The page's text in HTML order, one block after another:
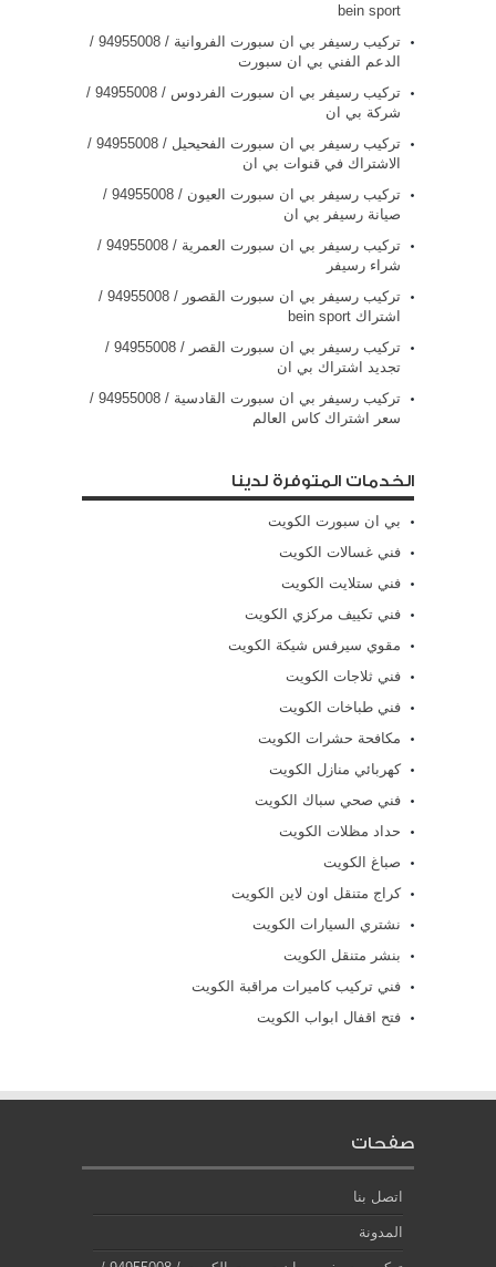
bein sport
تركيب رسيفر بي ان سبورت الفروانية / 94955008 /
الدعم الفني بي ان سبورت
تركيب رسيفر بي ان سبورت الفردوس / 94955008 /
شركة بي ان
تركيب رسيفر بي ان سبورت الفحيحيل / 94955008 /
الاشتراك في قنوات بي ان
تركيب رسيفر بي ان سبورت العيون / 94955008 /
صيانة رسيفر بي ان
تركيب رسيفر بي ان سبورت العمرية / 94955008 /
شراء رسيفر
تركيب رسيفر بي ان سبورت القصور / 94955008 /
اشتراك bein sport
تركيب رسيفر بي ان سبورت القصر / 94955008 /
تجديد اشتراك بي ان
تركيب رسيفر بي ان سبورت القادسية / 94955008 /
سعر اشتراك كاس العالم
الخدمات المتوفرة لدينا
بي ان سبورت الكويت
فني غسالات الكويت
فني ستلايت الكويت
فني تكييف مركزي الكويت
مقوي سيرفس شيكة الكويت
فني ثلاجات الكويت
فني طباخات الكويت
مكافحة حشرات الكويت
كهربائي منازل الكويت
فني صحي سباك الكويت
حداد مظلات الكويت
صباغ الكويت
كراج متنقل اون لاين الكويت
نشتري السيارات الكويت
بنشر متنقل الكويت
فني تركيب كاميرات مراقبة الكويت
فتح اقفال ابواب الكويت
صفحات
اتصل بنا
المدونة